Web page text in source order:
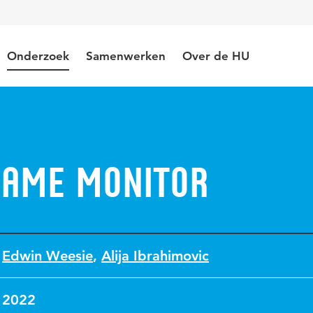
Onderzoek Samenwerken Over de HU
Monitor
Edwin Weesie, Alija Ibrahimovic
2022